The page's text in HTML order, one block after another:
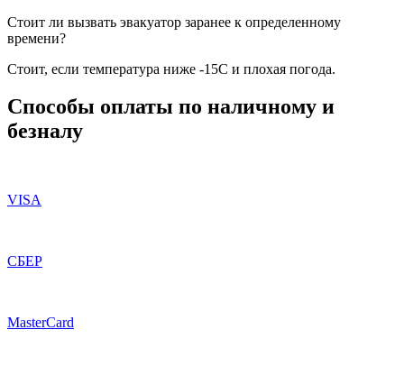
Стоит ли вызвать эвакуатор заранее к определенному
времени?
Стоит, если температура ниже -15С и плохая погода.
Способы оплаты по наличному и
безналу
VISA
СБЕР
MasterCard